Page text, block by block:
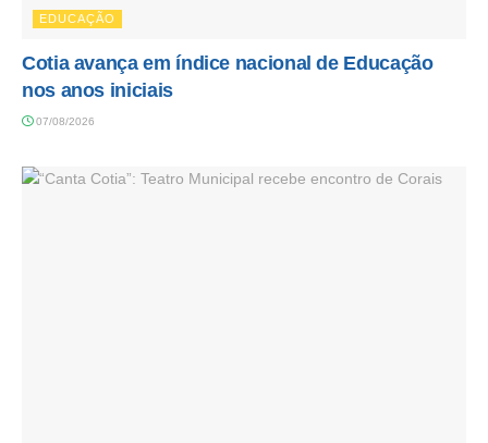
EDUCAÇÃO
Cotia avança em índice nacional de Educação
nos anos iniciais
07/08/2026